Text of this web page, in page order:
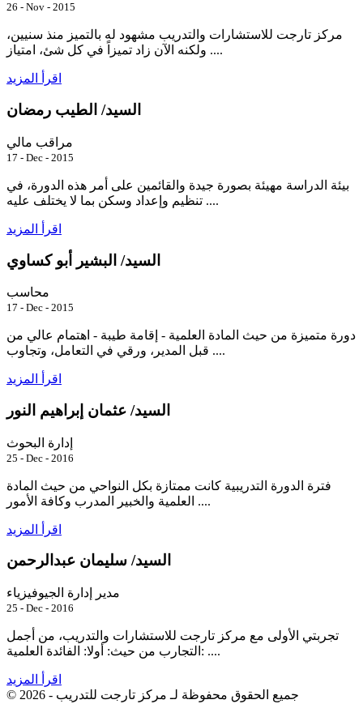
26 - Nov - 2015
مركز تارجت للاستشارات والتدريب مشهود له بالتميز منذ سنيين،
ولكنه الآن زاد تميزاً في كل شئ، امتياز ....
اقرأ المزيد
السيد/ الطيب رمضان
مراقب مالي
17 - Dec - 2015
بيئة الدراسة مهيئة بصورة جيدة والقائمين على أمر هذه الدورة، في
تنظيم وإعداد وسكن بما لا يختلف عليه ....
اقرأ المزيد
السيد/ البشير أبو كساوي
محاسب
17 - Dec - 2015
دورة متميزة من حيث المادة العلمية - إقامة طيبة - اهتمام عالي من
قبل المدير، ورقي في التعامل، وتجاوب ....
اقرأ المزيد
السيد/ عثمان إبراهيم النور
إدارة البحوث
25 - Dec - 2016
فترة الدورة التدريبية كانت ممتازة بكل النواحي من حيث المادة
العلمية والخبير المدرب وكافة الأمور ....
اقرأ المزيد
السيد/ سليمان عبدالرحمن
مدير إدارة الجيوفيزياء
25 - Dec - 2016
تجربتي الأولى مع مركز تارجت للاستشارات والتدريب، من أجمل
التجارب من حيث: أولا: الفائدة العلمية: ....
اقرأ المزيد
© 2026 -
جميع الحقوق محفوظة لـ مركز تارجت للتدريب